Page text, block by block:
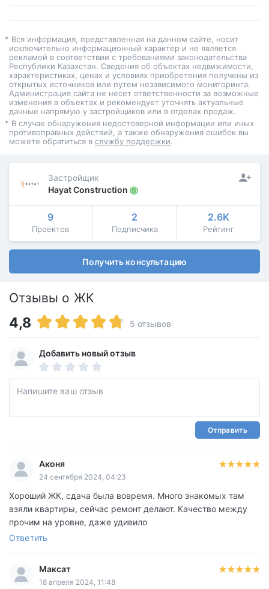
* Вся информация, представленная на данном сайте, носит
исключительно информационный характер и не является
рекламой в соответствии с требованиями законодательства
Республики Казахстан. Сведения об объектах недвижимости,
характеристиках, ценах и условиях приобретения получены из
открытых источников или путем независимого мониторинга.
Администрация сайта не несет ответственности за возможные
изменения в объектах и рекомендует уточнять актуальные
данные напрямую у застройщиков или в отделах продаж.
* В случае обнаружения недостоверной информации или иных
противоправных действий, а также обнаружения ошибок вы
можете обратиться в службу поддержки.
Застройщик
Hayat Construction
9
Проектов
2
Подписчика
2.6K
Рейтинг
Получить консультацию
Отзывы о ЖК
4,8 5 отзывов
Добавить новый отзыв
Отправить
Аконя
24 сентября 2024, 04:23
Хороший ЖК, сдача была вовремя. Много знакомых там
взяли квартиры, сейчас ремонт делают. Качество между
прочим на уровне, даже удивило
Ответить
Максат
18 апреля 2024, 11:48